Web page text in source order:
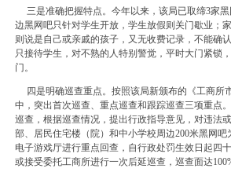
）
三是准确把握特点。今年以来，该局已取缔3家黑
边黑网吧只针对学生开放，学生放假则关门歇业；
则说是自己或亲戚的孩子，又无收费记录，不能确
只接待学生，对不熟的人特别警觉，平时大门紧锁
门。
四是明确巡查重点。按照该局新颁布的《工商所
中，突出首次巡查、重点巡查和跟踪巡查三项重点
巡查，根据巡查情况，提出行政指导意见，对违法
部、居民住宅楼（院）和中小学校周边200米黑网
电子游戏厅进行重点回查，自行政处罚生效日起四
或接受委托工商所进行一次后延巡查，巡查面达